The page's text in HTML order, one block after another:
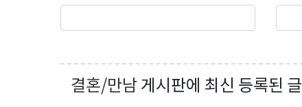
결혼/만남게시판에 최신 등록된 글